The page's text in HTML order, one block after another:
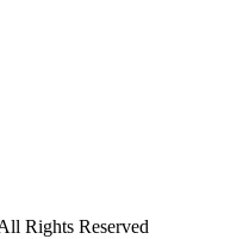
Rights Reserved